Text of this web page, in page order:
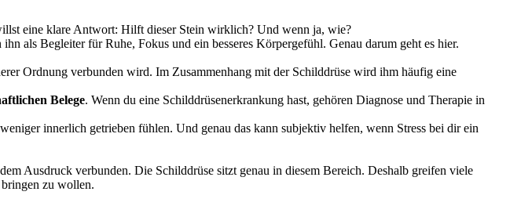
eine klare Antwort: Hilft dieser Stein wirklich? Und wenn ja, wie?
als Begleiter für Ruhe, Fokus und ein besseres Körpergefühl. Genau darum geht es hier.
Ordnung verbunden wird. Im Zusammenhang mit der Schilddrüse wird ihm häufig eine
Belege. Wenn du eine Schilddrüsenerkrankung hast, gehören Diagnose und Therapie in
innerlich getrieben fühlen. Und genau das kann subjektiv helfen, wenn Stress bei dir ein
Ausdruck verbunden. Die Schilddrüse sitzt genau in diesem Bereich. Deshalb greifen viele
zu wollen.